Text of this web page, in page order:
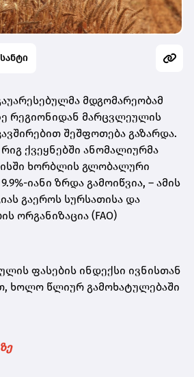
მდგომარეობამ
რეგიონიდან მარცვლეულის
შეშფოთება გაზარდა.
ქვეყნებში ანომალიურმა
ხორბლის გლობალური
იანი ზრდა გამოიწვია, – ამის
გაეროს სურსათისა და
ორგანიზაცია (FAO)
ფასების ინდექსი ივნისთან
ხოლო წლიურ გამოხატულებაში